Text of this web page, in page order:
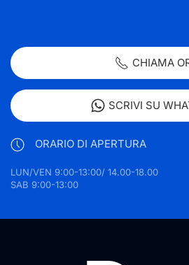
CHIAMA
SCRIVI SU
ORARIO DI APERTURA
LUN/VEN 9:00-13:00/ 14.00-18.00
SAB 9:00-13:00